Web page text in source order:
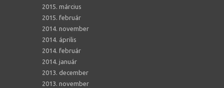
2015. március
2015. február
2014. november
2014. április
2014. február
2014. január
2013. december
2013. november